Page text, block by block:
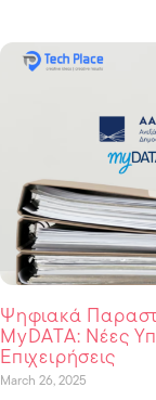
Ψηφιακά
MyDATA: Νέες
Επιχειρήσεις
March 26, 2025